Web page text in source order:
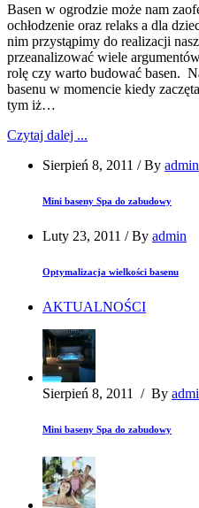
Basen w ogrodzie może nam
ochłodzenie oraz relaks a dla
nim przystąpimy do realizacji
przeanalizować wiele
rolę czy warto budować basen.
basenu w momencie kiedy
tym iż…
Czytaj dalej ...
Sierpień 8, 2011 /By admin
Mini baseny Spa do zabudowy
Luty 23, 2011 /By admin
Optymalizacja wielkości basenu
AKTUALNOŚCI
Sierpień 8, 2011 / By
Mini baseny Spa do zabudowy